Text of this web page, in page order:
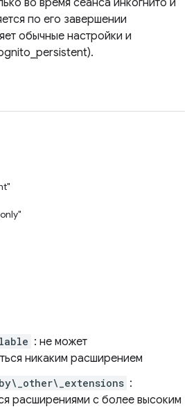
во время сеанса инкогнито и
по его завершении
обычные настройки и
: не может
никаким расширением
:
расширениями с более высоким